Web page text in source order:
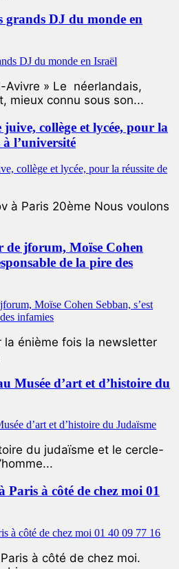
grands DJ du monde en
Avivre » Le néerlandais,
mieux connu sous son...
juive, collège et lycée, pour la
à l’université
à Paris 20ème Nous voulons
de jforum, Moïse Cohen
de la pire des
la énième fois la newsletter
Musée d’art et d’histoire du
du judaïsme et le cercle-
à côté de chez moi 01
à côté de chez moi.